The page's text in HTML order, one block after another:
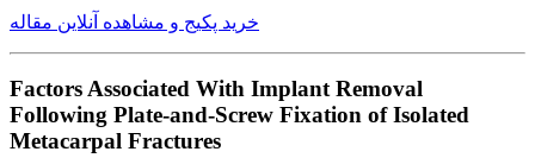
خرید پکیج و مشاهده آنلاین مقاله
Factors Associated With Implant Removal
Following Plate-and-Screw Fixation of Isolated
Metacarpal Fractures